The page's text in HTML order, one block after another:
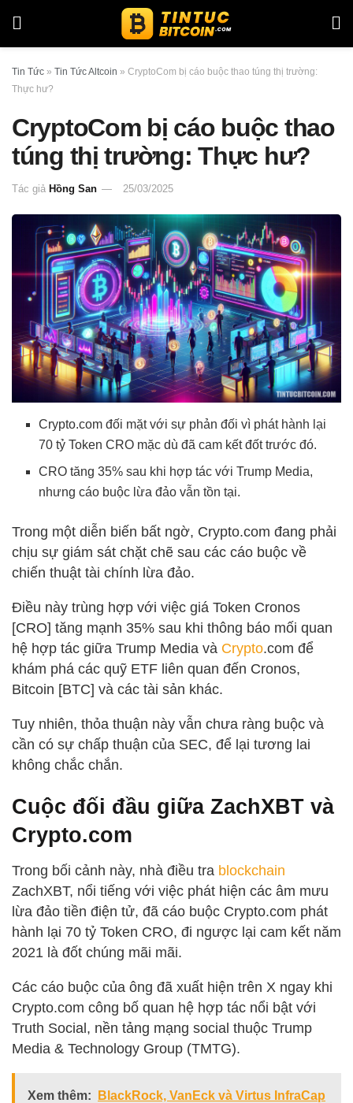
Tin Tức » Tin Tức Altcoin » CryptoCom bị cáo buộc thao túng thị trường:
Thực hư?
CryptoCom bị cáo buộc thao
túng thị trường: Thực hư?
Tác giả Hồng San 25/03/2025
Crypto.com đối mặt với sự phản đối vì phát hành lại
70 tỷ Token CRO mặc dù đã cam kết đốt trước đó.
CRO tăng 35% sau khi hợp tác với Trump Media,
nhưng cáo buộc lừa đảo vẫn tồn tại.
Trong một diễn biến bất ngờ, Crypto.com đang phải
chịu sự giám sát chặt chẽ sau các cáo buộc về
chiến thuật tài chính lừa đảo.
Điều này trùng hợp với việc giá Token Cronos
[CRO] tăng mạnh 35% sau khi thông báo mối quan
hệ hợp tác giữa Trump Media và Crypto.com để
khám phá các quỹ ETF liên quan đến Cronos,
Bitcoin [BTC] và các tài sản khác.
Tuy nhiên, thỏa thuận này vẫn chưa ràng buộc và
cần có sự chấp thuận của SEC, để lại tương lai
không chắc chắn.
Cuộc đối đầu giữa ZachXBT và
Crypto.com
Trong bối cảnh này, nhà điều tra blockchain
ZachXBT, nổi tiếng với việc phát hiện các âm mưu
lừa đảo tiền điện tử, đã cáo buộc Crypto.com phát
hành lại 70 tỷ Token CRO, đi ngược lại cam kết năm
2021 là đốt chúng mãi mãi.
Các cáo buộc của ông đã xuất hiện trên X ngay khi
Crypto.com công bố quan hệ hợp tác nổi bật với
Truth Social, nền tảng mạng social thuộc Trump
Media & Technology Group (TMTG).
Xem thêm:
BlackRock, VanEck và Virtus InfraCap